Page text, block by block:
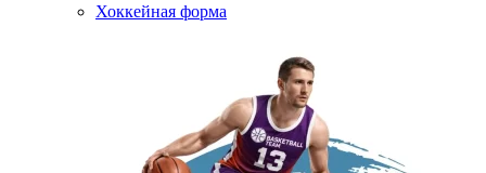
Хоккейная форма